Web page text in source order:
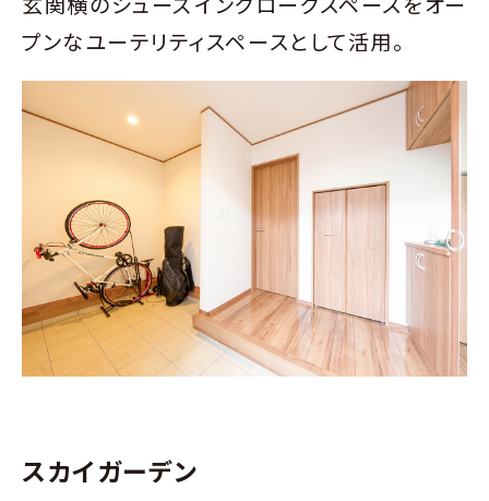
プンなユーテリティスペースとして活用。
スカイガーデン